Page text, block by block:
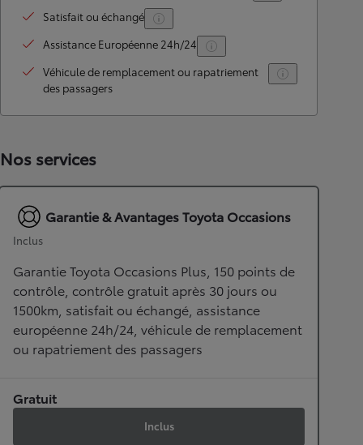
Satisfait ou échangé
Assistance Européenne 24h/24
Véhicule de remplacement ou rapatriement
des passagers
Nos services
Garantie & Avantages Toyota Occasions
Inclus
Garantie Toyota Occasions Plus, 150 points de
contrôle, contrôle gratuit après 30 jours ou
1500km, satisfait ou échangé, assistance
européenne 24h/24, véhicule de remplacement
ou rapatriement des passagers
Gratuit
Inclus